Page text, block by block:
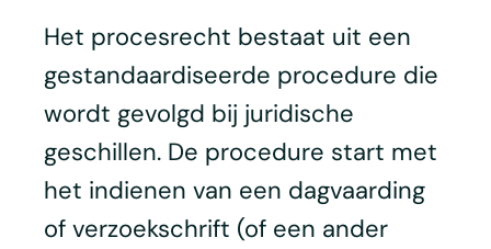
Het procesrecht bestaat uit een
gestandaardiseerde procedure die
wordt gevolgd bij juridische
geschillen. De procedure start met
het indienen van een dagvaarding
of verzoekschrift (of een ander